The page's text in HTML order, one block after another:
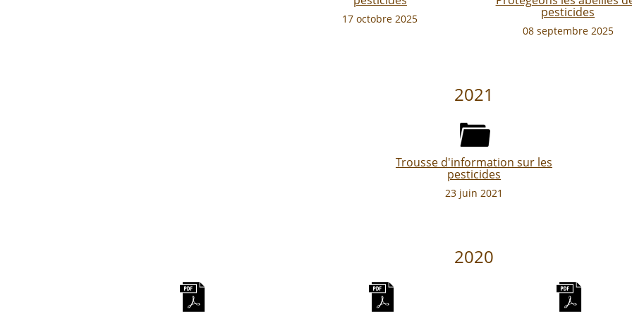
17 octobre 2025 pesticides
08 septembre 2025
2021
Trousse d'information sur les
pesticides
23 juin 2021
2020